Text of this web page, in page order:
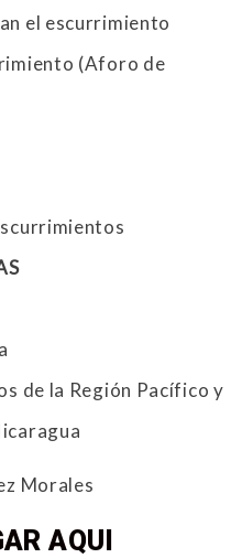
el escurrimiento
(Aforo de
de la Región Pacífico y
Morales
AQUI